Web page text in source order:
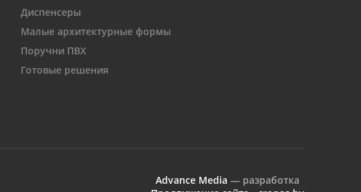
Диспенсеры
Малые архитектурные формы
Поручни ПВХ
Готовые решения
Advance Media — разработка